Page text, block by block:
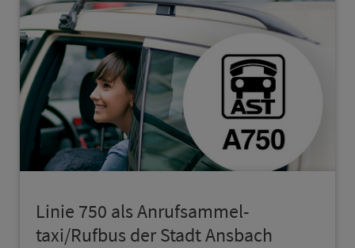
Linie 750 als An­ruf­sam­mel­
taxi/Rufbus der Stadt Ans­bach